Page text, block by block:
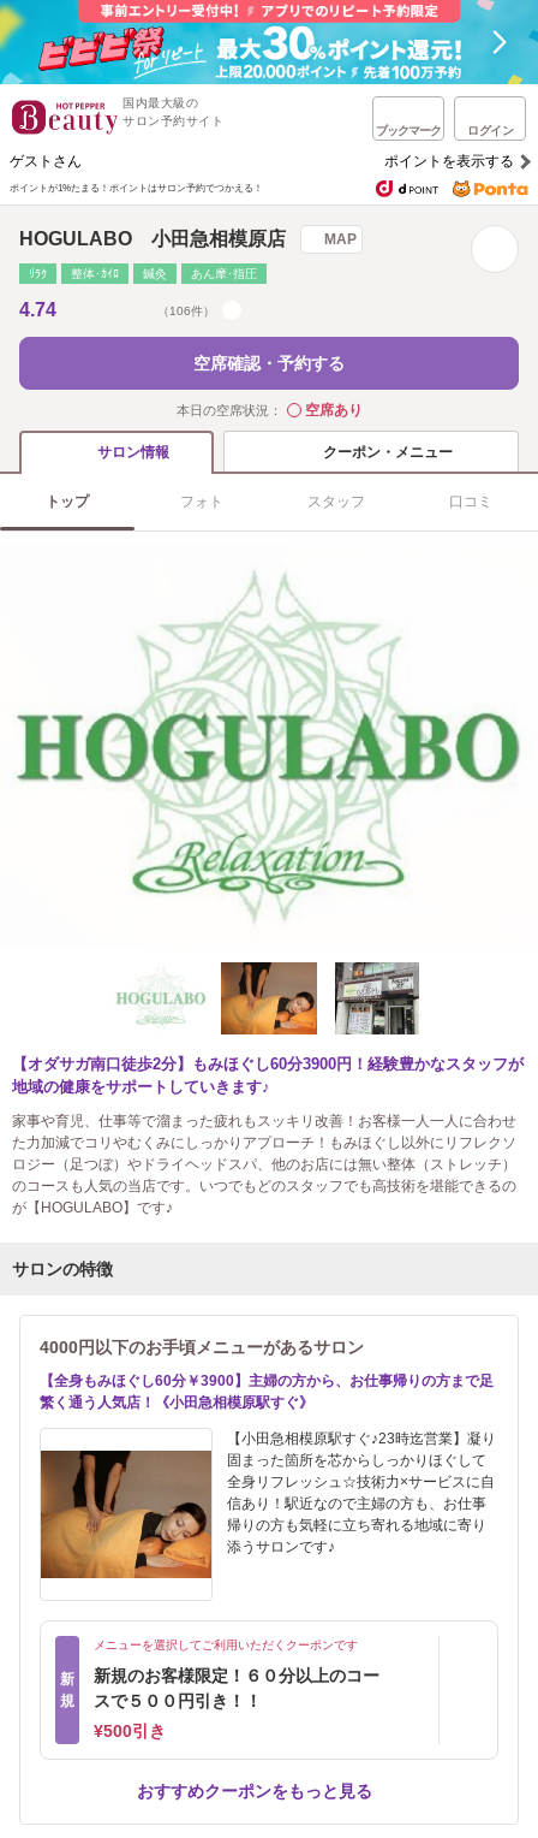
国内最大級の
サロン予約サイト
ブックマーク ログイン
ゲストさん ポイントを表示する
ポイントが1%たまる！ ポイントはサロン予約でつかえる！
HOGULABO 小田急相模原店 MAP
ﾘﾗｸ 整体･ｶｲﾛ 鍼灸 あん摩･指圧
4.74 （106件）
空席確認・予約する
本日の空席状況： ◯空席あり
サロン情報 クーポン・メニュー
トップ フォト スタッフ 口コミ
【オダサガ南口徒歩2分】もみほぐし60分3900円！経験豊かなスタッフが
地域の健康をサポートしていきます♪
家事や育児、仕事等で溜まった疲れもスッキリ改善！お客様一人一人に合わせ
た力加減でコリやむくみにしっかりアプローチ！もみほぐし以外にリフレクソ
ロジー（足つぼ）やドライヘッドスパ、他のお店には無い整体（ストレッチ）
のコースも人気の当店です。いつでもどのスタッフでも高技術を堪能できるの
が【HOGULABO】です♪
サロンの特徴
4000円以下のお手頃メニューがあるサロン
【全身もみほぐし60分￥3900】主婦の方から、お仕事帰りの方まで足
繁く通う人気店！《小田急相模原駅すぐ》
【小田急相模原駅すぐ♪23時迄営業】凝り
固まった箇所を芯からしっかりほぐして
全身リフレッシュ☆技術力×サービスに自
信あり！駅近なので主婦の方も、お仕事
帰りの方も気軽に立ち寄れる地域に寄り
添うサロンです♪
新
規
メニューを選択してご利用いただくクーポンです
新規のお客様限定！６０分以上のコー
スで５００円引き！！
¥500引き
おすすめクーポンをもっと見る